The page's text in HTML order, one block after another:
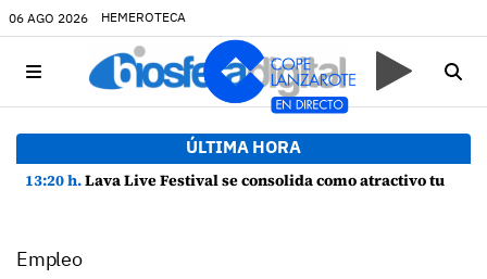
06 AGO 2026 HEMEROTECA
ÚLTIMA HORA
13:20 h.Lava Live Festival se consolida como atractivo turístico y agente dinamizador de la economía de Lanzarote
Empleo